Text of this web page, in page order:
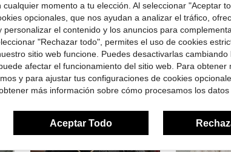
momento a tu elección. Al seleccionar "Aceptar
opcionales, que nos ayudan a analizar el tráfico,
personalizar el contenido y los anuncios para
"Rechazar todo", permites el uso de cookies
sitio web funcione. Puedes desactivarlas cambiando
afectar el funcionamiento del sitio web. Para obtener
y para ajustar tus configuraciones de cookies
más información sobre cómo procesamos los datos
Aceptar Todo